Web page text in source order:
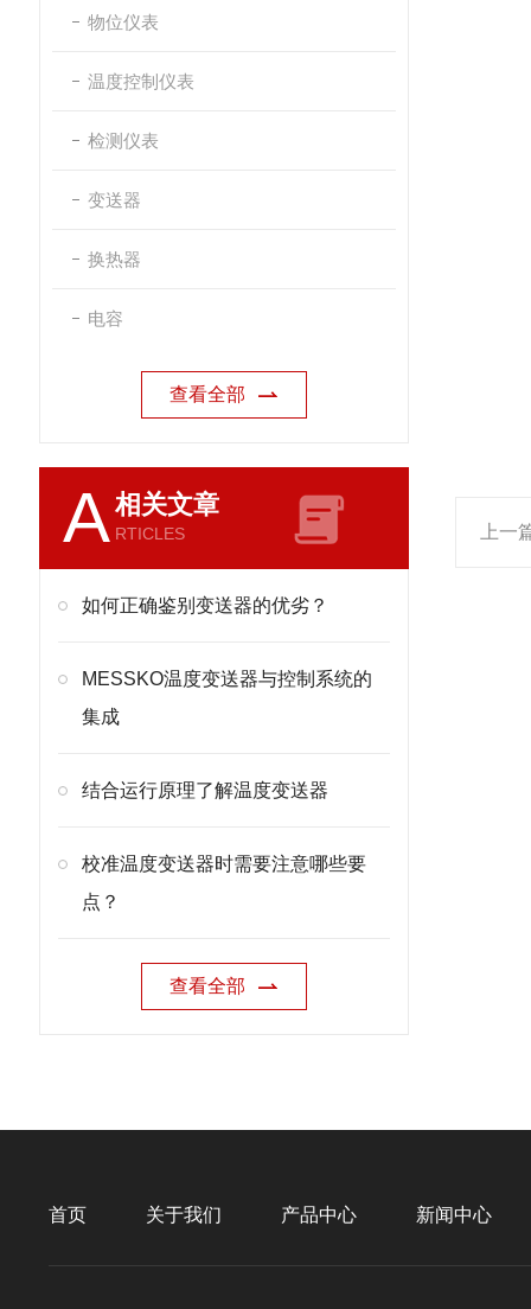
物位仪表
温度控制仪表
检测仪表
变送器
换热器
电容
查看全部
A相关文章
RTICLES
如何正确鉴别变送器的优劣？
MESSKO温度变送器与控制系统的
集成
结合运行原理了解温度变送器
校准温度变送器时需要注意哪些要
点？
查看全部
上一
首页 关于我们 产品中心 新闻中心